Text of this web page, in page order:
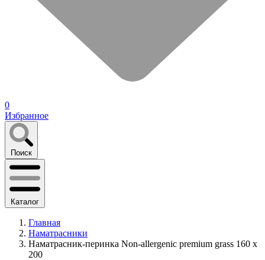
0
Избранное
Поиск
Каталог
Главная
Наматрасники
Наматрасник-перинка Non-allergenic premium grass 160 х
200